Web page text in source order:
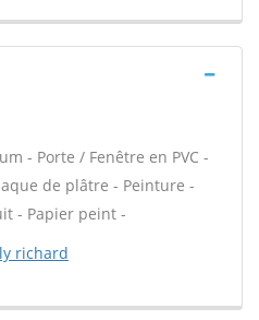
- Porte / Fenêtre en PVC -
de plâtre - Peinture -
- Papier peint -
richard